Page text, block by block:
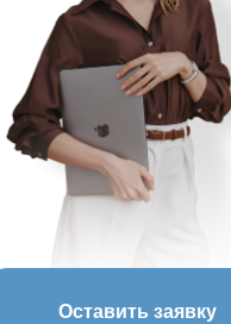
Оставить заявку